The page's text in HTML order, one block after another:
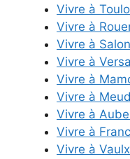
Vivre à
Vivre à
Vivre à
Vivre à
Vivre à
Vivre à
Vivre à
Vivre à
Vivre à